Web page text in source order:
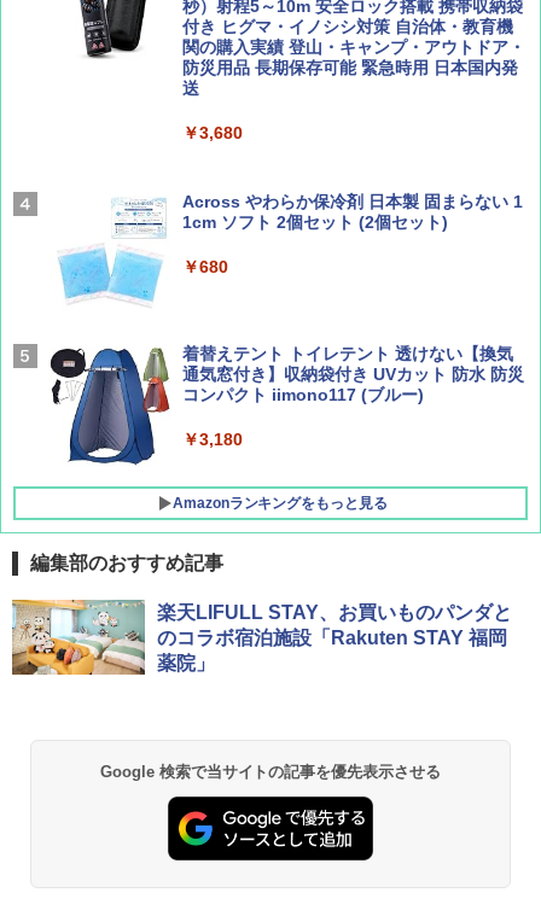
Coyote No.89 特集 星野道夫 夢見る旅
AIRLINE（エアライン）2026年9月号【特
A26 地球の歩き方 チェコ ポーランド スロヴ
ァキア 2026～2027 地球の歩き方A ヨーロッ
新しい日本地理 地図・統計・移動から読み
ENDLESS BASE 《めざましテレビで紹介》
テント ワンタッチ RENEW 幅200 2-3人用 43
500002(88859)
￥5,999
ーティング フルクローズ メッシュ 3-4人用
簡単設置 ポップアップテント エクルベージ
[キャンパーズコレクション 山善] 傘みたいに
広げるだけ パッとサッとテント キューブワ
イドプラス ブラックコーティング フルクロ
テント PATCW-200B エクルベージュ
￥15,990
秒）射程5～10m 安全ロック搭載 携帯収納袋
付き ヒグマ・イノシシ対策 自治体・教育機
関の購入実績 登山・キャンプ・アウトドア・
防災用品 長期保存可能 緊急時用 日本国内発
送
￥3,680
Across やわらか保冷剤 日本製 固まらない 1
1cm ソフト 2個セット (2個セット)
￥680
着替えテント トイレテント 透けない【換気
通気窓付き】収納袋付き UVカット 防水 防災
コンパクト iimono117 (ブルー)
￥3,180
Amazonランキングをもっと見る
編集部のおすすめ記事
楽天LIFULL STAY、お買いものパンダと
のコラボ宿泊施設「Rakuten STAY 福岡
薬院」
Google 検索で当サイトの記事を優先表示させる